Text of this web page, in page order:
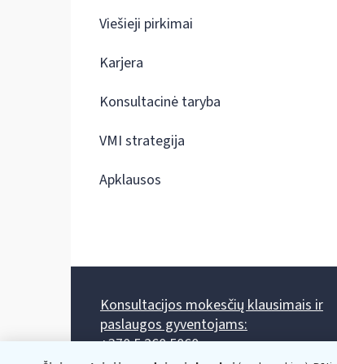
Viešieji pirkimai
Karjera
Konsultacinė taryba
VMI strategija
Apklausos
Konsultacijos mokesčių klausimais ir
paslaugos gyventojams:
+370 5 260 5060